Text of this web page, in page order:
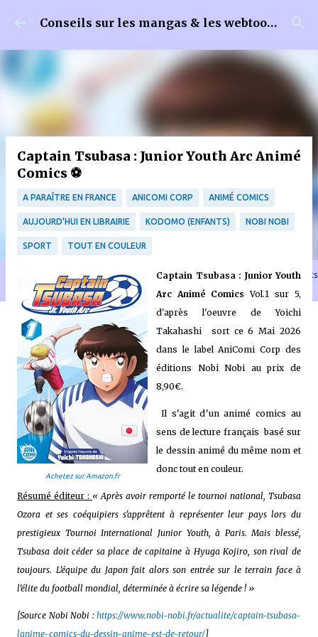
Accéder au contenu principal Conseils sur les mangas & les webtoons
🐈‍⬛ En tant que Partenaire Amazon, je réalise un bénéfice sur les achats
remplissant les conditions requises quand vous achetez sur Amazon.fr
Captain Tsubasa : Junior Youth Arc Animé
Comics ⚽
A PARAÎTRE EN FRANCE ANICOMI CORP ANIMÉ COMICS
AUJOURD'HUI EN LIBRAIRIE KODOMO (ENFANTS) NOBI NOBI
SPORT TOUT EN COULEUR
Achetez sur Amazon.fr
Captain Tsubasa : Junior Youth
Arc Animé Comics Vol.1 sur 5,
d'après l'oeuvre de Yoichi
Takahashi sort ce 6 Mai 2026
dans le label AniComi Corp des
éditions Nobi Nobi au prix de
8,90€.
Il s'agit d'un animé comics au
sens de lecture français basé sur
le dessin animé du même nom et
donc tout en couleur.
Résumé éditeur : « Après avoir remporté le tournoi national, Tsubasa
Ozora et ses coéquipiers s’apprêtent à représenter leur pays lors du
prestigieux Tournoi International Junior Youth, à Paris. Mais blessé,
Tsubasa doit céder sa place de capitaine à Hyuga Kojiro, son rival de
toujours. L’équipe du Japon fait alors son entrée sur le terrain face à
l’élite du football mondial, déterminée à écrire sa légende ! »
[Source Nobi Nobi : https://www.nobi-nobi.fr/actualite/captain-tsubasa-
lanime-comics-du-dessin-anime-est-de-retour/]